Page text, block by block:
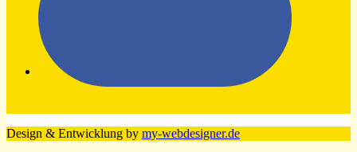
Design & Entwicklung by my-webdesigner.de